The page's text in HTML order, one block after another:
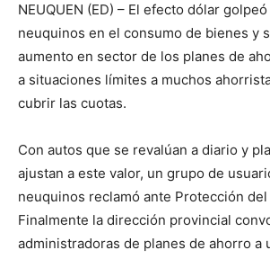
NEUQUEN (ED) – El efecto dólar
neuquinos en el consumo de bienes y
aumento en sector de los planes de
a situaciones límites a muchos
cubrir las cuotas.
Con autos que se revalúan a diario y
ajustan a este valor, un grupo de
neuquinos reclamó ante Protección
Finalmente la dirección provincial
administradoras de planes de ahorro a